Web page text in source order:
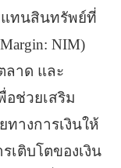
แทนสินทรัพย์ที่
NIM)
ลาด และ
อช่วยเสริม
างการเงินให้
เติบโตของเงิน